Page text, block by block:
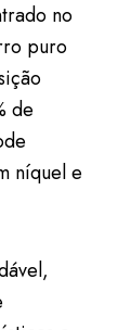
no
puro
de
níquel e